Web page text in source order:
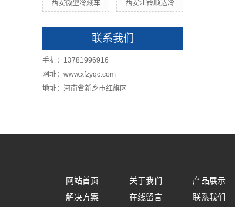
西安微型冷藏车 西安江铃顺达冷
联系我们
手机：13781996916
网址：www.xfzyqc.com
地址：河南省新乡市红旗区
网站首页 关于我们 产品展示
解决方案
在线留言 联系我们